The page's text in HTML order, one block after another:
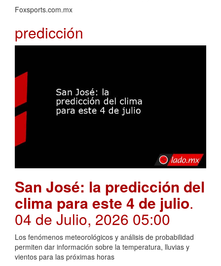
Foxsports.com.mx
predicción
San José: la predicción del
clima para este 4 de julio.
04 de Julio, 2026 05:00
Los fenómenos meteorológicos y análisis de probabilidad
permiten dar información sobre la temperatura, lluvias y
vientos para las próximas horas